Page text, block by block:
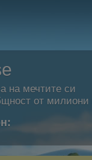
на мечтите си
от милиони